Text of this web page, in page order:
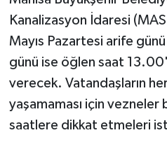
Kanalizasyon İdaresi
Mayıs Pazartesi arife
günü ise öğlen saat
verecek. Vatandaşların
yaşamaması için vezneler
saatlere dikkat etmeleri